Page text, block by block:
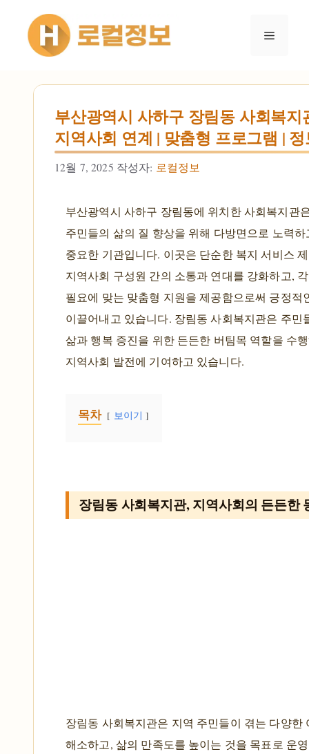
건너뛰기
메뉴
부산광역시 사하구 장림동 사회복지
지역사회 연계 | 맞춤형 프로그램 |
12월 7, 2025 작성자: 로컬정보
부산광역시 사하구 장림동에 위치한 사회복지관
주민들의 삶의 질 향상을 위해 다방면으로 노력하
중요한 기관입니다. 이곳은 단순한 복지 서비스
지역사회 구성원 간의 소통과 연대를 강화하고,
필요에 맞는 맞춤형 지원을 제공함으로써 긍정적
이끌어내고 있습니다. 장림동 사회복지관은 주민
삶과 행복 증진을 위한 든든한 버팀목 역할을 수
지역사회 발전에 기여하고 있습니다.
목차 보이기
장림동 사회복지관, 지역사회의 든든한
장림동 사회복지관은 지역 주민들이 겪는 다양한
해소하고, 삶의 만족도를 높이는 것을 목표로 운